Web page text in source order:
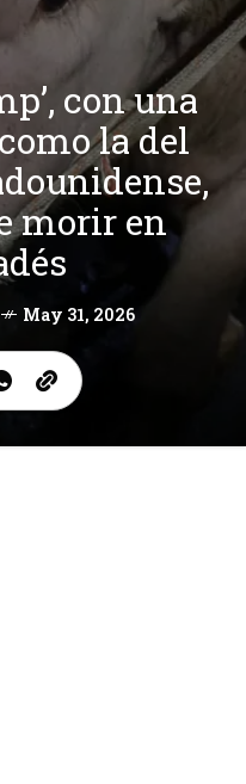
con una
la del
morir en
May 31, 2026